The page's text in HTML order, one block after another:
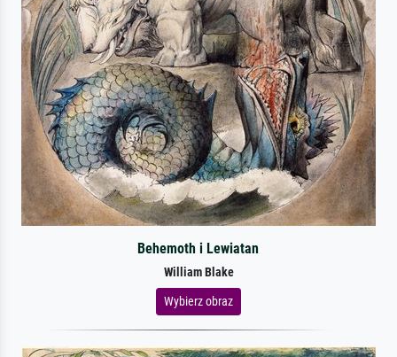
Behemoth i Lewiatan
William Blake
Wybierz obraz